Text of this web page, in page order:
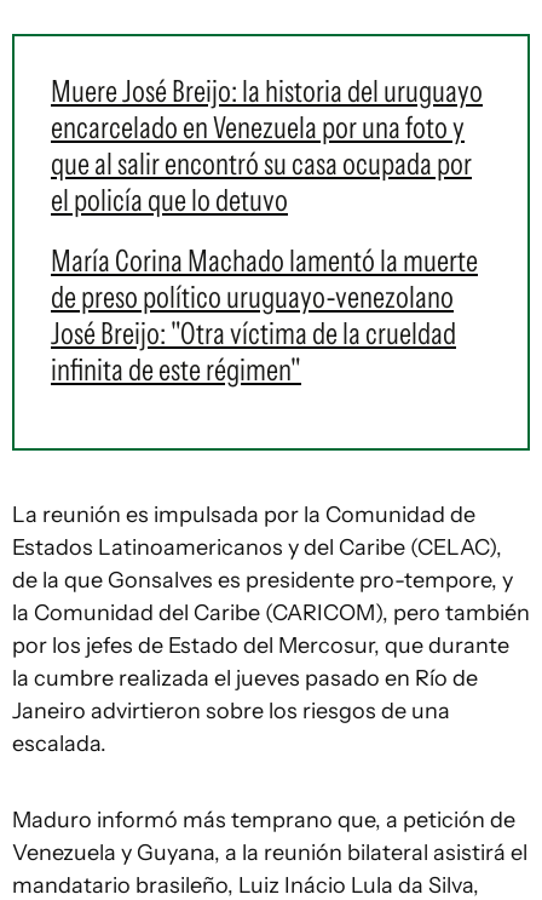
Muere José Breijo: la historia del uruguayo
encarcelado en Venezuela por una foto y
que al salir encontró su casa ocupada por
el policía que lo detuvo
María Corina Machado lamentó la muerte
de preso político uruguayo-venezolano
José Breijo: "Otra víctima de la crueldad
infinita de este régimen"
La reunión es impulsada por la Comunidad de
Estados Latinoamericanos y del Caribe (CELAC),
de la que Gonsalves es presidente pro-tempore, y
la Comunidad del Caribe (CARICOM), pero también
por los jefes de Estado del Mercosur, que durante
la cumbre realizada el jueves pasado en Río de
Janeiro advirtieron sobre los riesgos de una
escalada.
Maduro informó más temprano que, a petición de
Venezuela y Guyana, a la reunión bilateral asistirá el
mandatario brasileño, Luiz Inácio Lula da Silva,